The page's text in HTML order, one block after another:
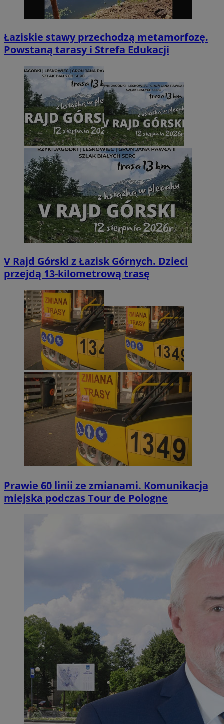
Łaziskie stawy przechodzą metamorfozę.
Powstaną tarasy i Strefa Edukacji
V Rajd Górski z Łazisk Górnych. Dzieci
przejdą 13-kilometrową trasę
Prawie 60 linii ze zmianami. Komunikacja
miejska podczas Tour de Pologne